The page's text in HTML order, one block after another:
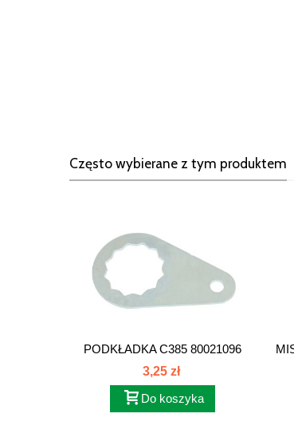
Często wybierane z tym produktem
PODKŁADKA C385 80021096
3,25 zł
Do koszyka